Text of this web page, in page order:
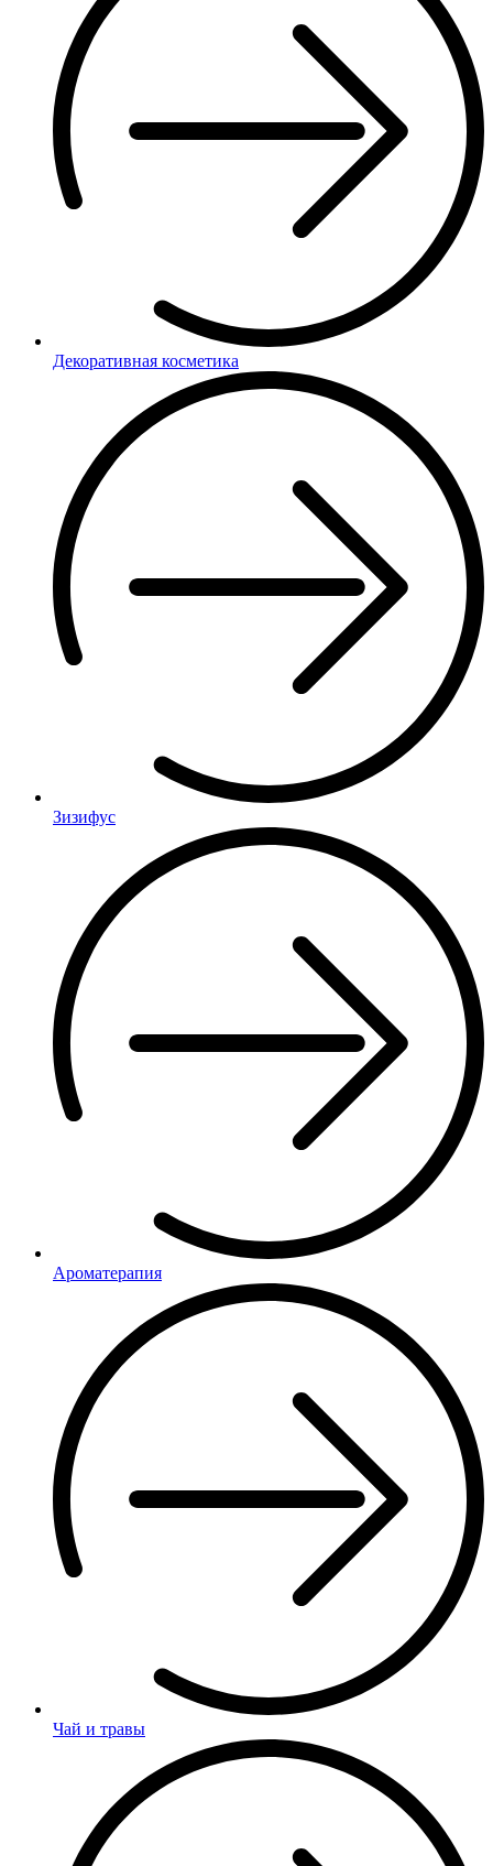
Декоративная косметика
Зизифус
Ароматерапия
Чай и травы